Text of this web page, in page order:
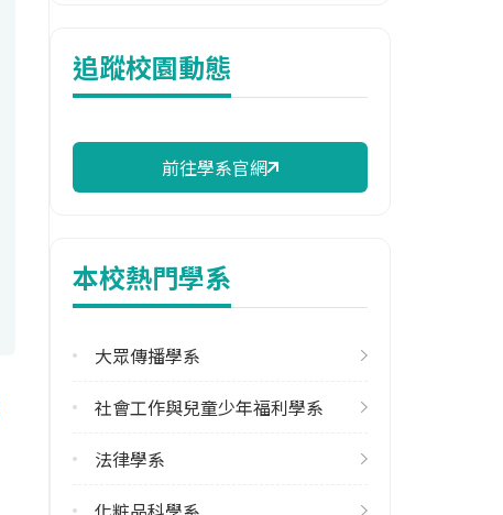
114年學費
39,004 元/學期
114年雜費
12,870 元/學期
校際選課人數
113學年度上學期
修輔系人數
113學年度上學期
3
追蹤校園動態
前往學系官網
本校熱門學系
大眾傳播學系
社會工作與兒童少年福利學系
法律學系